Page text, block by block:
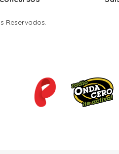
Reservados.